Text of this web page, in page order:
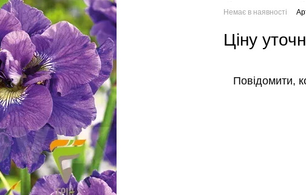
Немає в наявності
Ціну
Повідомити,